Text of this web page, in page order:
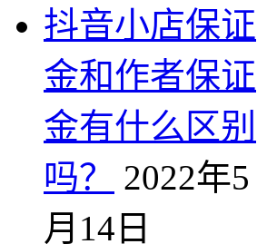
抖音小店保证
金和作者保证
金有什么区别
吗？
2022年5
月14日